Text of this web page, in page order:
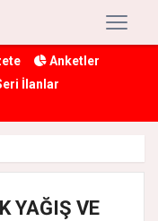
Anketler
İlanlar
YAĞIŞ VE